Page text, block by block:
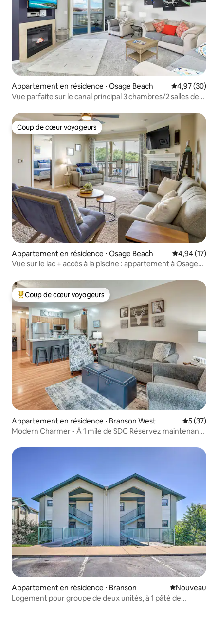
Appartement en résidence ⋅ Osage Beach Évaluation
4,97 (30)
Vue parfaite sur le canal principal 3 chambres/2 salles de
Coup de cœur voyageurs
Coup de cœur voyageurs
Appartement en résidence ⋅ Osage Beach Évaluation
4,94 (17)
Vue sur le lac + accès à la piscine : appartement à Osage
Coups de cœur voyageurs les plus appréciés
Coup de cœur voyageurs
Appartement en résidence ⋅ Branson West
5 (37)
Modern Charmer - À 1 mile de SDC Réservez maintenant
Appartement en résidence ⋅ Branson Nouvel
Nouveau
Logement pour groupe de deux unités, à 1 pâté de